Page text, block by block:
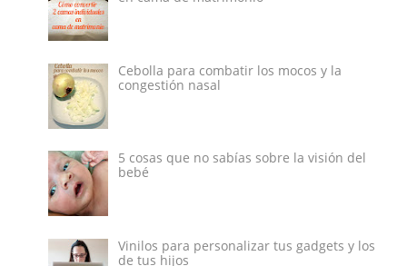
Cebolla para combatir los mocos y la
congestión nasal
5 cosas que no sabías sobre la visión del
bebé
Vinilos para personalizar tus gadgets y los
de tus hijos